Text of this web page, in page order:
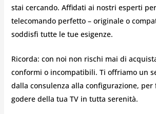
stai cercando. Affidati ai nostri esperti
telecomando perfetto – originale o
soddisfi tutte le tue esigenze.
Ricorda: con noi non rischi mai di
conformi o incompatibili. Ti offriamo un
dalla consulenza alla configurazione,
godere della tua TV in tutta serenità.